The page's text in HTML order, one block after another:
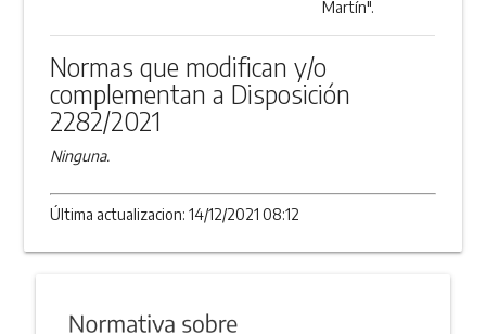
Martín".
Normas que modifican y/o
complementan a Disposición
2282/2021
Ninguna.
Última actualizacion: 14/12/2021 08:12